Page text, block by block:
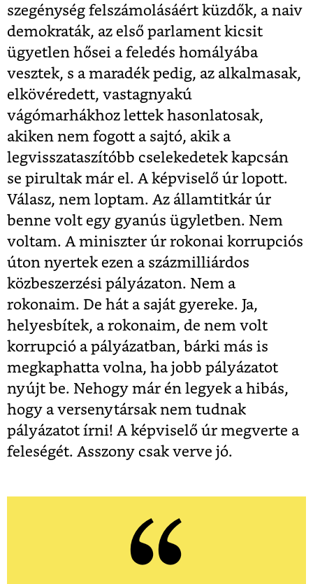
szegénység felszámolásáért küzdők, a naiv
demokraták, az első parlament kicsit
ügyetlen hősei a feledés homályába
vesztek, s a maradék pedig, az alkalmasak,
elkövéredett, vastagnyakú
vágómarhákhoz lettek hasonlatosak,
akiken nem fogott a sajtó, akik a
legvisszataszítóbb cselekedetek kapcsán
se pirultak már el. A képviselő úr lopott.
Válasz, nem loptam. Az államtitkár úr
benne volt egy gyanús ügyletben. Nem
voltam. A miniszter úr rokonai korrupciós
úton nyertek ezen a százmilliárdos
közbeszerzési pályázaton. Nem a
rokonaim. De hát a saját gyereke. Ja,
helyesbítek, a rokonaim, de nem volt
korrupció a pályázatban, bárki más is
megkaphatta volna, ha jobb pályázatot
nyújt be. Nehogy már én legyek a hibás,
hogy a versenytársak nem tudnak
pályázatot írni! A képviselő úr megverte a
feleségét. Asszony csak verve jó.